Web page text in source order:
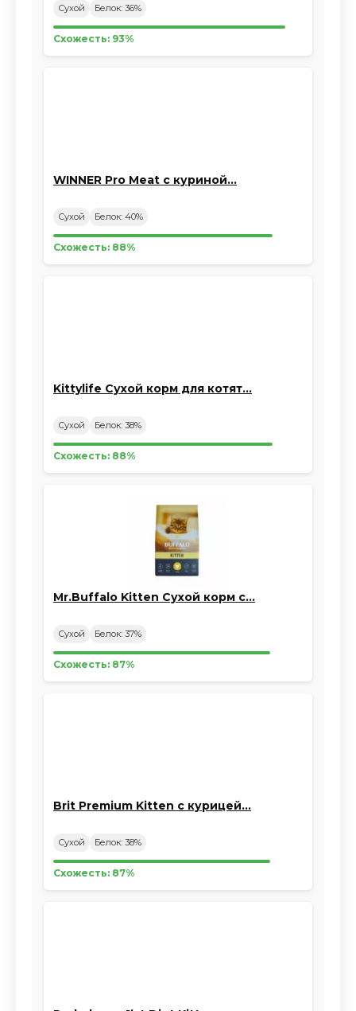
Сухой Белок: 36%
Схожесть: 93%
WINNER Pro Meat с куриной…
Сухой Белок: 40%
Схожесть: 88%
Kittylife Сухой корм для котят…
Сухой Белок: 38%
Схожесть: 88%
Mr.Buffalo Kitten Сухой корм с…
Сухой Белок: 37%
Схожесть: 87%
Brit Premium Kitten с курицей…
Сухой Белок: 38%
Схожесть: 87%